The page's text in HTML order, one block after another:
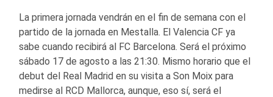
La primera jornada vendrán en el fin de semana con el
partido de la jornada en Mestalla. El Valencia CF ya
sabe cuando recibirá al FC Barcelona. Será el próximo
sábado 17 de agosto a las 21:30. Mismo horario que el
debut del Real Madrid en su visita a Son Moix para
medirse al RCD Mallorca, aunque, eso sí, será el